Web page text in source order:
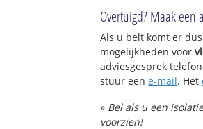
Overtuigd? Maak een
Als u belt komt er
mogelijkheden voor
adviesgesprek
stuur eene-mail. Het
» Bel als u een
voorzien!